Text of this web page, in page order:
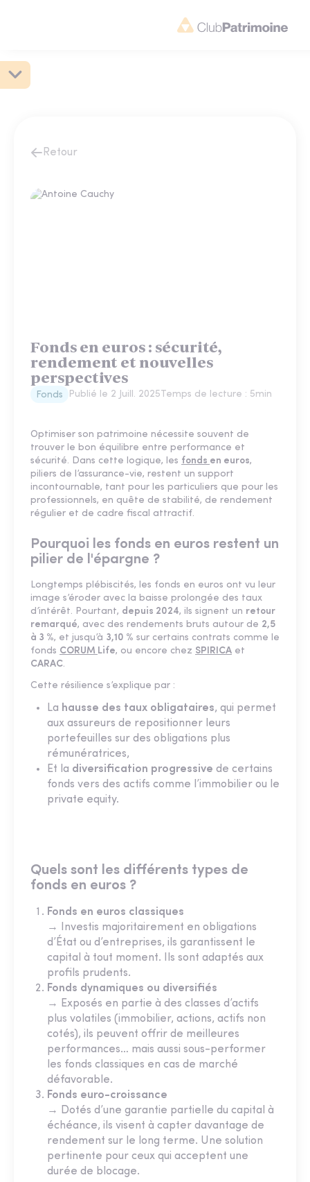
Retour
Fonds en euros : sécurité,
rendement et nouvelles
perspectives
Fonds Publié le 2 Juill. 2025 Temps de lecture : 5min
Optimiser son patrimoine nécessite souvent de
trouver le bon équilibre entre performance et
sécurité. Dans cette logique, les fonds en euros,
piliers de l’assurance-vie, restent un support
incontournable, tant pour les particuliers que pour les
professionnels, en quête de stabilité, de rendement
régulier et de cadre fiscal attractif.
Pourquoi les fonds en euros restent un
pilier de l'épargne ?
Longtemps plébiscités, les fonds en euros ont vu leur
image s’éroder avec la baisse prolongée des taux
d’intérêt. Pourtant, depuis 2024, ils signent un retour
remarqué, avec des rendements bruts autour de 2,5
à 3 %, et jusqu’à 3,10 % sur certains contrats comme le
fonds CORUM Life, ou encore chez SPIRICA et
CARAC.
Cette résilience s’explique par :
La hausse des taux obligataires, qui permet
aux assureurs de repositionner leurs
portefeuilles sur des obligations plus
rémunératrices,
Et la diversification progressive de certains
fonds vers des actifs comme l’immobilier ou le
private equity.
Quels sont les différents types de
fonds en euros ?
Fonds en euros classiques
→ Investis majoritairement en obligations
d’État ou d’entreprises, ils garantissent le
capital à tout moment. Ils sont adaptés aux
profils prudents.
Fonds dynamiques ou diversifiés
→ Exposés en partie à des classes d’actifs
plus volatiles (immobilier, actions, actifs non
cotés), ils peuvent offrir de meilleures
performances… mais aussi sous-performer
les fonds classiques en cas de marché
défavorable.
Fonds euro-croissance
→ Dotés d’une garantie partielle du capital à
échéance, ils visent à capter davantage de
rendement sur le long terme. Une solution
pertinente pour ceux qui acceptent une
durée de blocage.